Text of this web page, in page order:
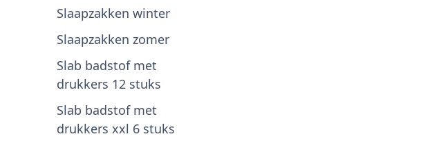
Slaapzakken winter
Slaapzakken zomer
Slab badstof met
drukkers 12 stuks
Slab badstof met
drukkers xxl 6 stuks